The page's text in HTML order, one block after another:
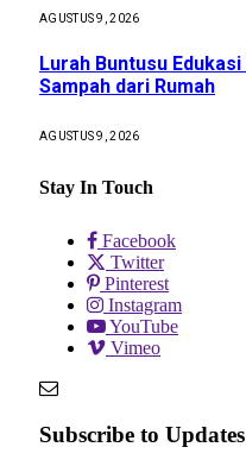
AGUSTUS 9, 2026
Lurah Buntusu
Sampah dari Rumah
AGUSTUS 9, 2026
Stay In Touch
Facebook
Twitter
Pinterest
Instagram
YouTube
Vimeo
Subscribe to Updates